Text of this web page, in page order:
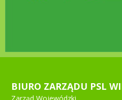
BIURO ZARZĄDU PSL